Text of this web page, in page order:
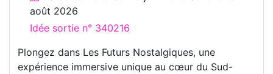
août 2026
Idée sortie n° 340216
Plongez dans Les Futurs Nostalgiques, une
expérience immersive unique au cœur du Sud-